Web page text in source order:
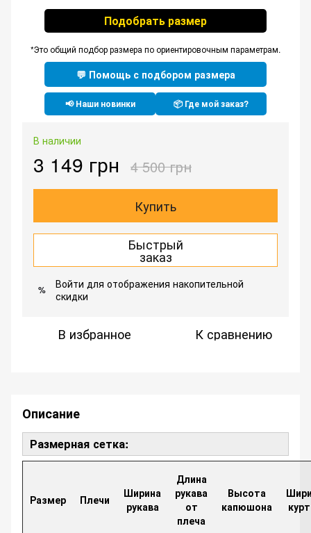
Подобрать размер
*Это общий подбор размера по ориентировочным параметрам.
💬 Помощь с подбором размера
📢 Наши новинки 📦 Где мой заказ?
В наличии
3 149 грн 4 500 грн
Купить
Быстрый
заказ
% Войти для отображения накопительной
скидки
В избранное К сравнению
Описание
Размерная сетка:
Размер Плечи
Ширина
рукава
Длина
рукава
от
плеча
Высота
капюшона